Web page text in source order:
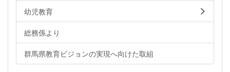
幼児教育
総務係より
群馬県教育ビジョンの実現へ向けた取組